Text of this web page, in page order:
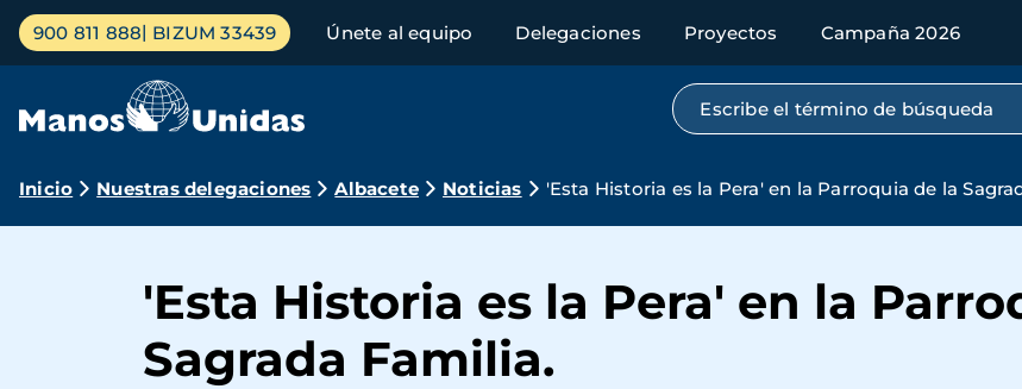
Pasar
contenido
Menú
principal
900 811 888 BIZUM 33439 Únete al equipo Delegaciones Proyectos Campaña 2026
Búsqueda por texto completo
Ruta
navegación
Inicio Nuestras delegaciones Albacete Noticias 'Esta Historia es la Pera' en la Parroquia de la
'Esta Historia es la Pera' en la
Sagrada Familia.